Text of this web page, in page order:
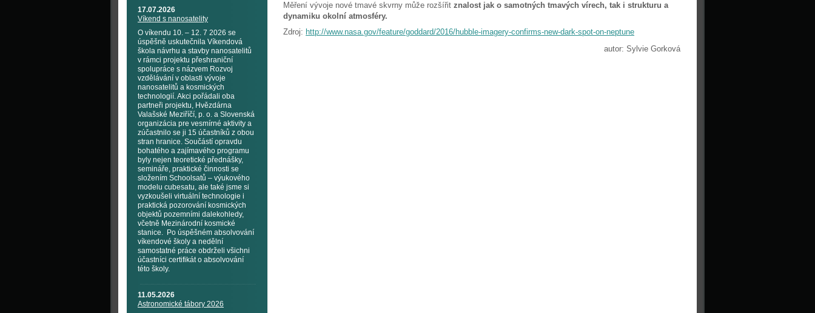
17.07.2026
Víkend s nanosatelity
O víkendu 10. – 12. 7 2026 se
úspěšně uskutečnila Víkendová
škola návrhu a stavby nanosatelitů
v rámci projektu přeshraniční
spolupráce s názvem Rozvoj
vzdělávání v oblasti vývoje
nanosatelitů a kosmických
technologií. Akci pořádali oba
partneři projektu, Hvězdárna
Valašské Meziříčí, p. o. a Slovenská
organizácia pre vesmírné aktivity a
zúčastnilo se ji 15 účastníků z obou
stran hranice. Součástí opravdu
bohatého a zajímavého programu
byly nejen teoretické přednášky,
semináře, praktické činnosti se
složením Schoolsatů – výukového
modelu cubesatu, ale také jsme si
vyzkoušeli virtuální technologie i
praktická pozorování kosmických
objektů pozemními dalekohledy,
včetně Mezinárodní kosmické
stanice. Po úspěšném absolvování
víkendové školy a nedělní
samostatné práce obdrželi všichni
účastníci certifikát o absolvování
této školy.
11.05.2026
Astronomické tábory 2026
Měření vývoje nové tmavé skvrny může rozšířit znalost jak o samotných tmavých vírech, tak i strukturu a
dynamiku okolní atmosféry.
Zdroj: http://www.nasa.gov/feature/goddard/2016/hubble-imagery-confirms-new-dark-spot-on-neptune
autor: Sylvie Gorková